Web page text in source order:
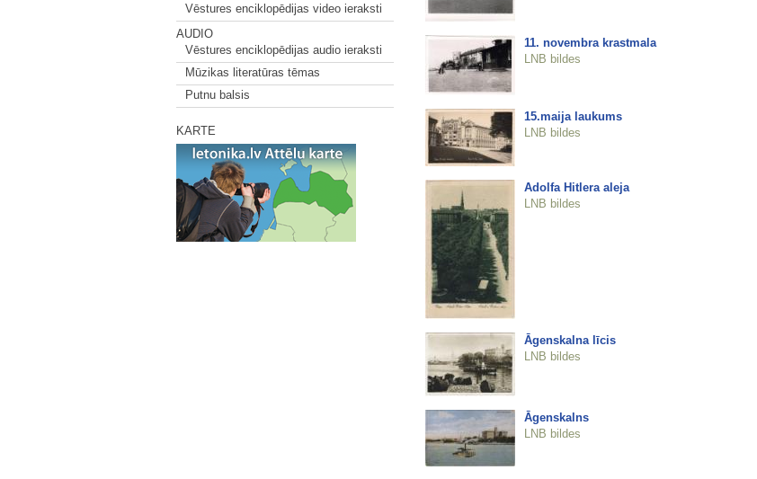
Vēstures enciklopēdijas video ieraksti
AUDIO
Vēstures enciklopēdijas audio ieraksti
Mūzikas literatūras tēmas
Putnu balsis
KARTE
11. novembra krastmala
LNB bildes
15.maija laukums
LNB bildes
Adolfa Hitlera aleja
LNB bildes
Āgenskalna līcis
LNB bildes
Āgenskalns
LNB bildes